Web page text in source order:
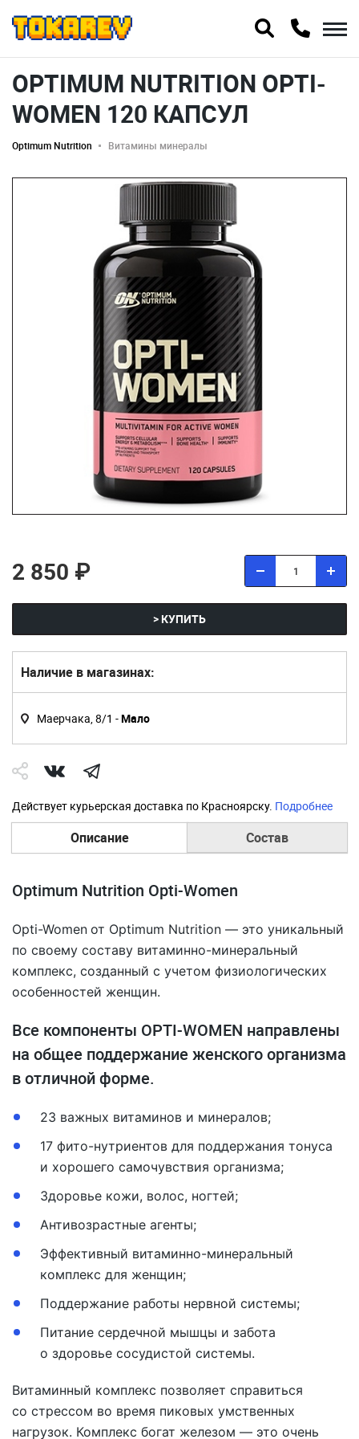
OPTIMUM NUTRITION OPTI-
WOMEN 120 КАПСУЛ
Optimum Nutrition Витамины минералы
2 850 ₽
> КУПИТЬ
Наличие в магазинах:
Маерчака, 8/1 -Мало
Действует курьерская доставка по Красноярску. Подробнее
Описание Состав
Optimum Nutrition Opti-Women
Opti-Women от Optimum Nutrition — это уникальный
по своему составу витаминно-минеральный
комплекс, созданный с учетом физиологических
особенностей женщин.
Все компоненты OPTI-WOMEN направлены
на общее поддержание женского организма
в отличной форме.
23 важных витаминов и минералов;
17 фито-нутриентов для поддержания тонуса
и хорошего самочувствия организма;
Здоровье кожи, волос, ногтей;
Антивозрастные агенты;
Эффективный витаминно-минеральный
комплекс для женщин;
Поддержание работы нервной системы;
Питание сердечной мышцы и забота
о здоровье сосудистой системы.
Витаминный комплекс позволяет справиться
со стрессом во время пиковых умственных
нагрузок. Комплекс богат железом — это очень